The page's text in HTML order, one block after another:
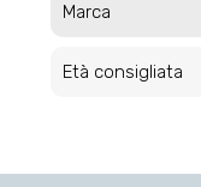
Marca
Età consigliata